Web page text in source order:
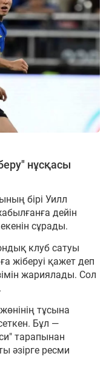
нұсқасы
бірі Уилл
дейін
сұрады.
клуб сатуы
жіберуі қажет деп
жариялады. Сол
тұсына
Бұл —
тарапынан
әзірге ресми